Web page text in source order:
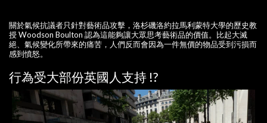
關於氣候抗議者只針對藝術品攻擊，洛杉磯洛約拉馬利蒙特大學的歷史教
授 Woodson Boulton 認為這能夠讓大眾思考藝術品的價值。比起大滅
絕、氣候變化所帶來的痛苦，人們反而會因為一件無價的物品受到污損而
感到憤怒。
行為受大部份英國人支持 !?